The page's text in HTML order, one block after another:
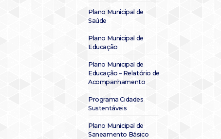
Plano Municipal de
Saúde
Plano Municipal de
Educação
Plano Municipal de
Educação – Relatório de
Acompanhamento
Programa Cidades
Sustentáveis
Plano Municipal de
Saneamento Básico